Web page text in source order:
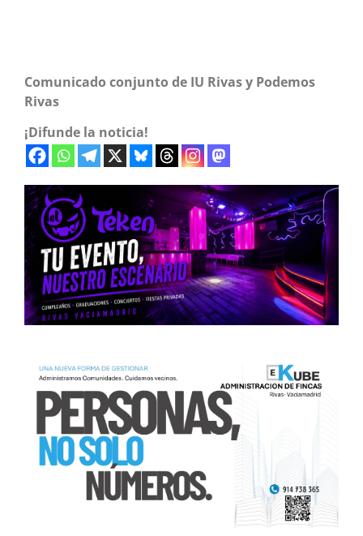
Comunicado conjunto de IU Rivas y Podemos
Rivas
¡Difunde la noticia!